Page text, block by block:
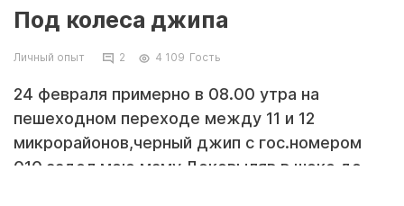
Под колеса джипа
Личный опыт 2 4 109 Гость
24 февраля примерно в 08.00 утра на
пешеходном переходе между 11 и 12
микрорайонов,черный джип с гос.номером
010 задел мою маму.Доковыляв в шоке до